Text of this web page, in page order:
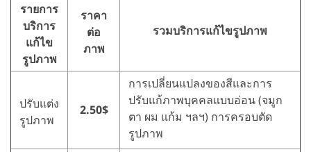
รายการ
บริการ
แก้ไข
รูปภาพ
ราคา
ต่อ
ภาพ
รวมบริการแก้ไขรูปภาพ
ปรับแต่ง
รูปภาพ
2.50$
การเปลี่ยนแปลงของสีและการ
ปรับแก้ภาพบุคคลแบบอ่อน (จมูก
ตา ผม แก้ม ฯลฯ) การครอบตัด
รูปภาพ